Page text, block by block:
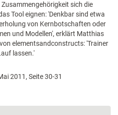
sich die
Tool eignen: 'Denkbar sind etwa
von Kernbotschaften oder
und Modellen', erklärt Matthias
elementsandconstructs: 'Trainer
lassen.'
2011, Seite 30-31